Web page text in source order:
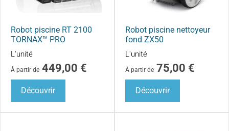
Robot piscine RT 2100
TORNAX™ PRO
L'unité
À partir de 449,00 €
Découvrir
Robot piscine nettoyeur
fond ZX50
L'unité
À partir de 75,00 €
Découvrir